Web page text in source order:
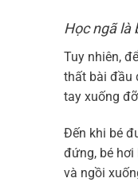
Học ngã là
Tuy nhiên,
thất bài đầu
tay xuống
Đến khi bé
đứng, bé hơi
và ngồi